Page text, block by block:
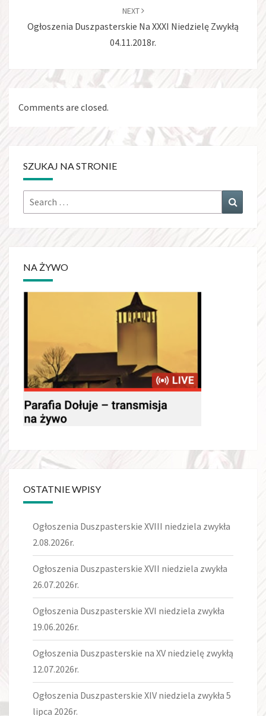
NEXT
Ogłoszenia Duszpasterskie Na XXXI Niedzielę Zwykłą
04.11.2018r.
Comments are closed.
SZUKAJ NA STRONIE
Search
for:
NA ŻYWO
OSTATNIE WPISY
Ogłoszenia Duszpasterskie XVIII niedziela zwykła
2.08.2026r.
Ogłoszenia Duszpasterskie XVII niedziela zwykła
26.07.2026r.
Ogłoszenia Duszpasterskie XVI niedziela zwykła
19.06.2026r.
Ogłoszenia Duszpasterskie na XV niedzielę zwykłą
12.07.2026r.
Ogłoszenia Duszpasterskie XIV niedziela zwykła 5
lipca 2026r.